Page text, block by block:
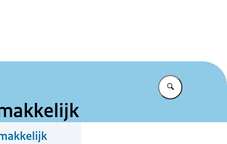
Vul in wat u